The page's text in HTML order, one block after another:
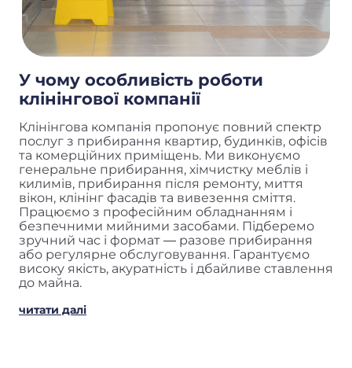
У чому особливість роботи
клінінгової компанії
Клінінгова компанія пропонує повний спектр
послуг з прибирання квартир, будинків, офісів
та комерційних приміщень. Ми виконуємо
генеральне прибирання, хімчистку меблів і
килимів, прибирання після ремонту, миття
вікон, клінінг фасадів та вивезення сміття.
Працюємо з професійним обладнанням і
безпечними мийними засобами. Підберемо
зручний час і формат — разове прибирання
або регулярне обслуговування. Гарантуємо
високу якість, акуратність і дбайливе ставлення
до майна.
читати далі